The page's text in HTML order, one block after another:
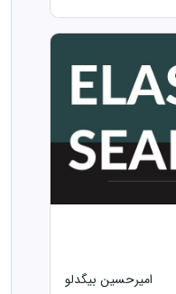
امیرحسین بیگدلو